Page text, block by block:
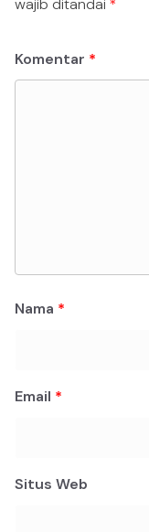
wajib ditandai *
Komentar *
Nama *
Email *
Situs Web